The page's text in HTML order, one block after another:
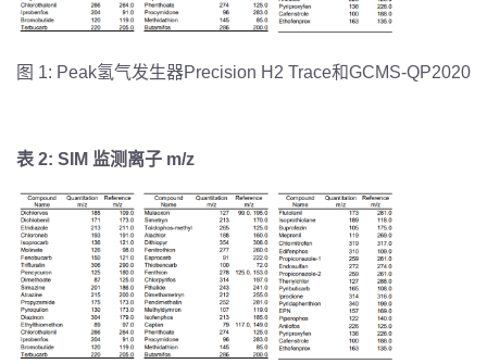
图 1: Peak氢气发生器Precision H2 Trace和GCMS-QP2020
表 2: SIM 监测离子 m/z